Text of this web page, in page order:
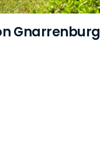
Gnarrenburg